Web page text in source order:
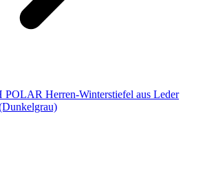
Herren-Winterstiefel aus Leder